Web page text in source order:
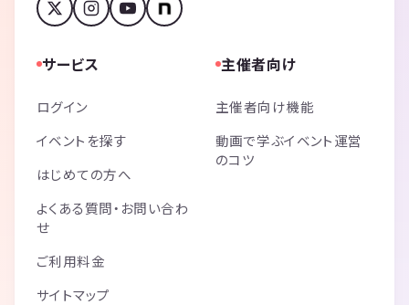
サービス
ログイン
イベントを探す
はじめての方へ
よくある質問・お問い合わ
せ
ご利用料金
サイトマップ
主催者向け
主催者向け機能
動画で学ぶイベント運営
のコツ